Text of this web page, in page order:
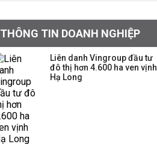
62.000 tỷ đồng tiền
mặt, ngang ngửa MWG
Chuyên gia Phạm Xuân
THÔNG TIN DOANH NGHIỆP
Liên danh Vingroup đầu tư
đô thị hơn 4.600 ha ven vịnh
Hạ Long